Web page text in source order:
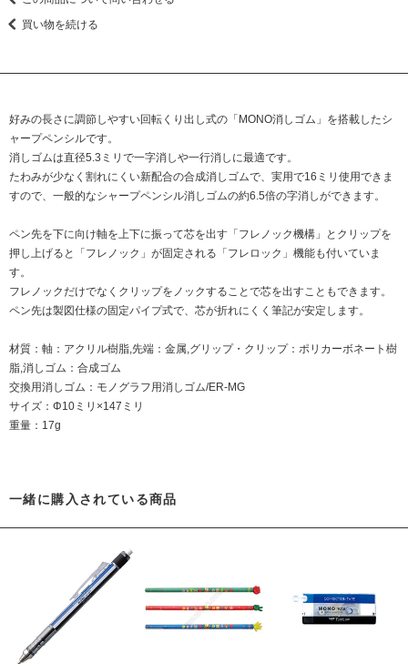
買い物を続ける
好みの長さに調節しやすい回転くり出し式の「MONO消しゴム」を搭載したシ
ャープペンシルです。
消しゴムは直径5.3ミリで一字消しや一行消しに最適です。
たわみが少なく割れにくい新配合の合成消しゴムで、実用で16ミリ使用できま
すので、一般的なシャープペンシル消しゴムの約6.5倍の字消しができます。
ペン先を下に向け軸を上下に振って芯を出す「フレノック機構」とクリップを
押し上げると「フレノック」が固定される「フレロック」機能も付いていま
す。
フレノックだけでなくクリップをノックすることで芯を出すこともできます。
ペン先は製図仕様の固定パイプ式で、芯が折れにくく筆記が安定します。
材質：軸：アクリル樹脂,先端：金属,グリップ・クリップ：ポリカーボネート樹
脂,消しゴム：合成ゴム
交換用消しゴム： モノグラフ用消しゴム/ER-MG
サイズ：Φ10ミリ×147ミリ
重量：17g
一緒に購入されている商品